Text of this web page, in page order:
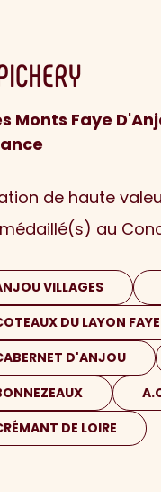
Monts Faye
de haute
au
VILLAGES
DU LAYON
D'ANJOU
DE LOIRE